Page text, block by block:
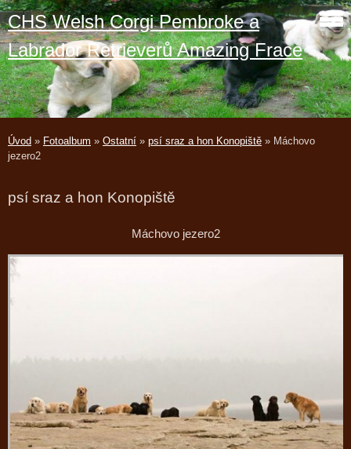
CHS Welsh Corgi Pembroke a
Labrador Retrieverů Amazing Frace
Úvod » Fotoalbum » Ostatní » psí sraz a hon Konopiště » Máchovo
jezero2
psí sraz a hon Konopiště
Máchovo jezero2